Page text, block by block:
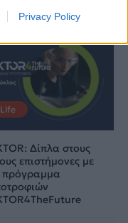
Privacy Policy
Life
Δίπλα στους
επιστήμονες με
πρόγραμμα